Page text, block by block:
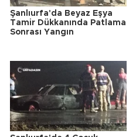
Şanlıurfa'da Beyaz Eşya
Tamir Dükkanında Patlama
Sonrası Yangın